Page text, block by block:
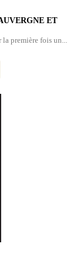
ET
première fois un...